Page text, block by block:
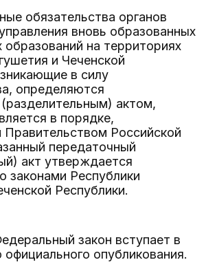
обязательства органов
вновь образованных
образований на территориях
и Чеченской
в силу
определяются
актом,
в порядке,
Правительством Российской
передаточный
акт утверждается
законами Республики
Республики.
закон вступает в
официального опубликования.